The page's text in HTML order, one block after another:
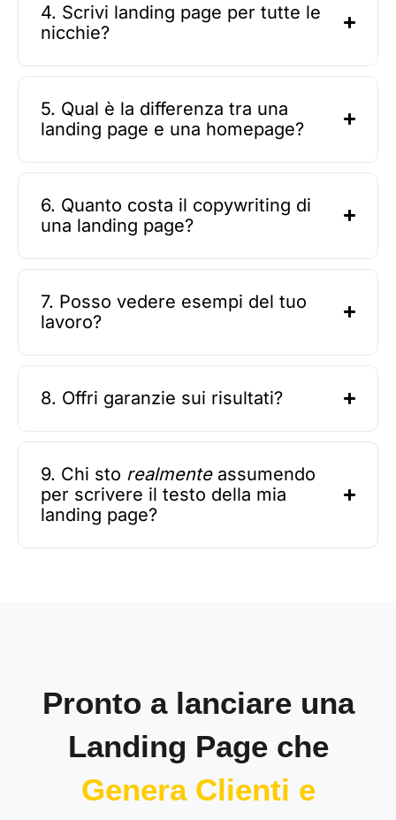
4. Scrivi landing page per tutte le
nicchie?
5. Qual è la differenza tra una
landing page e una homepage?
6. Quanto costa il copywriting di
una landing page?
7. Posso vedere esempi del tuo
lavoro?
8. Offri garanzie sui risultati?
9. Chi sto realmenteassumendo
per scrivere il testo della mia
landing page?
Pronto a lanciare una
Landing Page che
Genera Clienti e